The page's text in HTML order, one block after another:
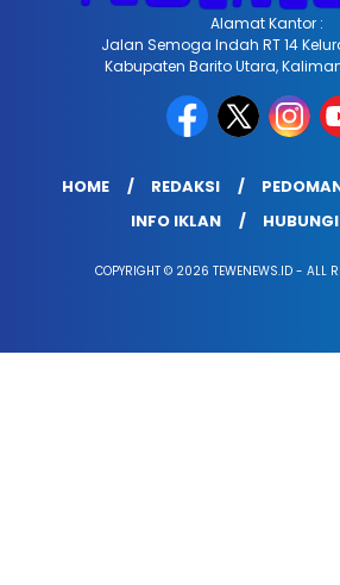
Alamat Kantor :
Jalan Semoga Indah RT 14
Kabupaten Barito Utara,
HOME REDAKSI
INFO IKLAN
COPYRIGHT © 2026 TEWENEWS.ID - ALL